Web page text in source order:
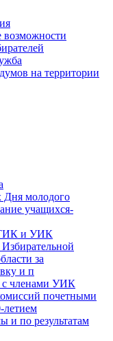
возможности
на территории
Дня молодого
учащихся-
ТИК и УИК
за
и п
членами УИК
почетными
летием
и по результатам